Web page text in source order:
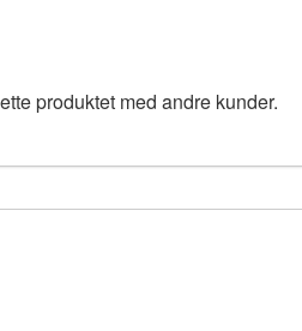
produktet med andre kunder.